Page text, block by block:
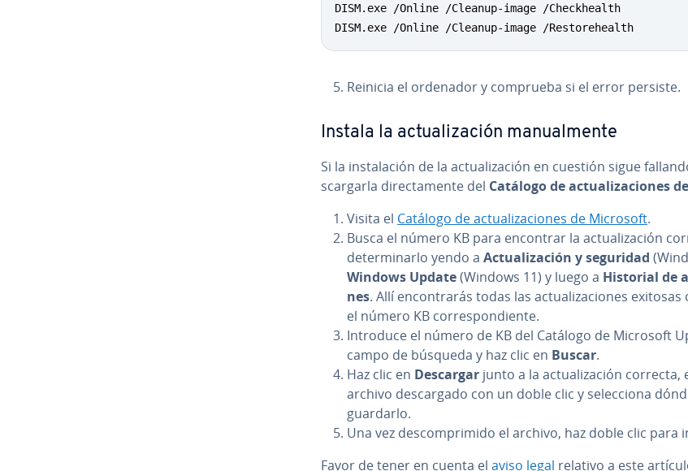
DISM.exe /Online /Cleanup-image /Checkhealth
DISM.exe /Online /Cleanup-image /Restorehealth
Reinicia el ordenador y comprueba si el error persiste.
Instala la ac­tua­li­za­ción ma­nua­l­me­n­te
Si la in­s­ta­la­ción de la ac­tua­li­za­ción en cuestión sigue
s­ca­r­gar­la di­re­c­ta­me­n­te del Catálogo de ac­tua­li­za­cio­nes
Visita el Catálogo de ac­tua­li­za­cio­nes de Microsoft.
Busca el número KB para encontrar la ac­tua­li­za­ción
de­te­r­mi­nar­lo yendo a Ac­tua­li­za­ción y seguridad
Windows Update(Windows 11) y luego a Historial de
nes. Allí en­co­n­tra­rás todas las ac­tua­li­za­cio­nes exitosas
el número KB co­rre­s­po­n­die­n­te.
Introduce el número de KB del Catálogo de Microsoft
campo de búsqueda y haz clic en Buscar.
Haz clic en Descargar junto a la ac­tua­li­za­ción correcta,
archivo de­s­ca­r­ga­do con un doble clic y se­le­c­cio­na
guardarlo.
Una vez de­s­co­m­pri­mi­do el archivo, haz doble clic para
Favor de tener en cuenta el aviso legal relativo a este